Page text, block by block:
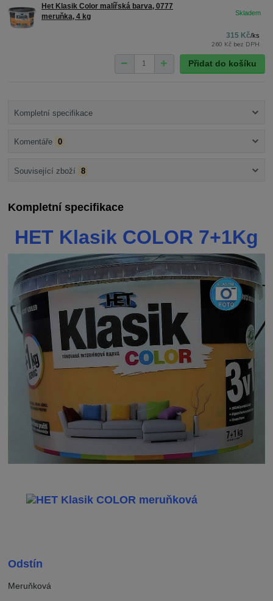
Het Klasik Color malířská barva, 0777
meruňka, 4 kg
315 Kč/ks
260 Kč bez DPH
Přidat do košíku
Kompletní specifikace
Komentáře 0
Související zboží 8
Kompletní specifikace
HET Klasik COLOR 7+1Kg
Odstín
Meruňková